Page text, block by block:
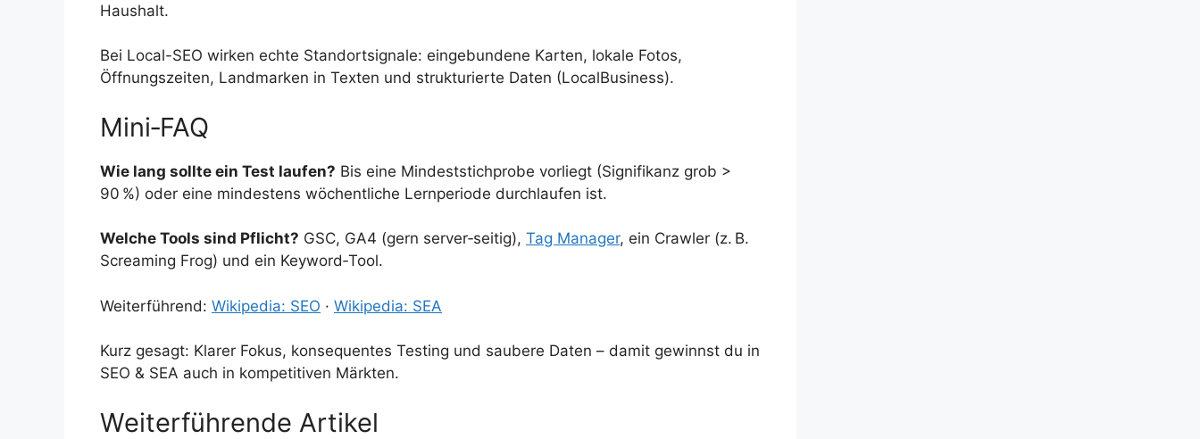
Haushalt.
Bei Local-SEO wirken echte Standortsignale: eingebundene Karten, lokale Fotos,
Öffnungszeiten, Landmarken in Texten und strukturierte Daten (LocalBusiness).
Mini‑FAQ
Wie lang sollte ein Test laufen? Bis eine Mindeststichprobe vorliegt (Signifikanz grob >
90 %) oder eine mindestens wöchentliche Lernperiode durchlaufen ist.
Welche Tools sind Pflicht? GSC, GA4 (gern server‑seitig), Tag Manager, ein Crawler (z. B.
Screaming Frog) und ein Keyword‑Tool.
Weiterführend: Wikipedia: SEO · Wikipedia: SEA
Kurz gesagt: Klarer Fokus, konsequentes Testing und saubere Daten – damit gewinnst du in
SEO & SEA auch in kompetitiven Märkten.
Weiterführende Artikel